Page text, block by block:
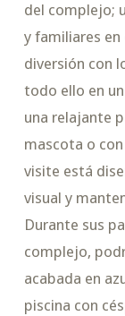
del complejo;
y familiares en
diversión con
todo ello en
una relajante
mascota o
visite está
visual y
Durante sus
complejo,
acabada en
piscina con